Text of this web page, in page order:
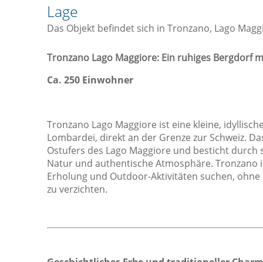
Kaffee- / Teekocher
Küche
Küchenwaren
Kühlschrank
Sicht
Aussicht
Blick auf die Berge
Gartenaussicht
Sonstiges
Lage
Das Objekt befindet sich in Tronzano, Lago
Tronzano Lago Maggiore: Ein ruhiges Bergdorf
Ca. 250 Einwohner
Tronzano Lago Maggiore ist eine kleine,
Lombardei, direkt an der Grenze zur Schweiz.
Ostufers des Lago Maggiore und besticht
Natur und authentische Atmosphäre. Tronzano
Erholung und Outdoor-Aktivitäten suchen,
zu verzichten.